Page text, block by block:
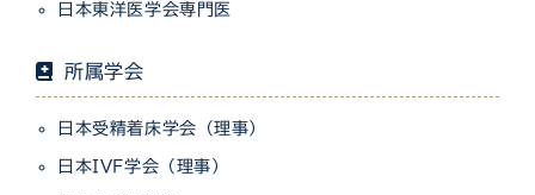
日本東洋医学会専門医
所属学会
日本受精着床学会（理事）
日本IVF学会（理事）